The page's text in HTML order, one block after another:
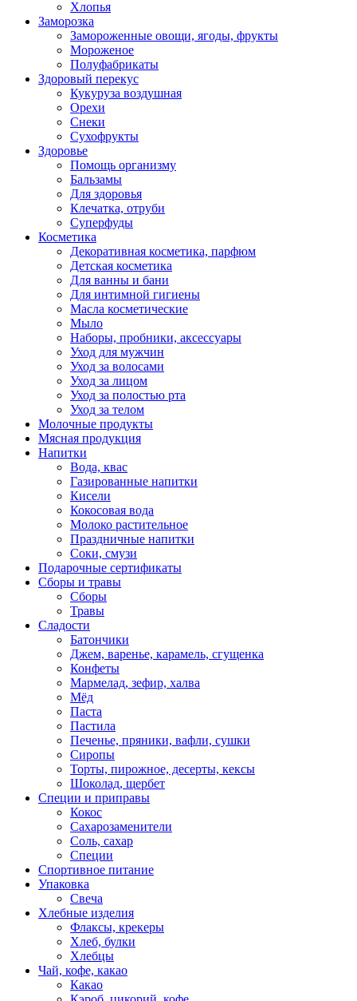
Хлопья
Заморозка
Замороженные овощи, ягоды, фрукты
Мороженое
Полуфабрикаты
Здоровый перекус
Кукуруза воздушная
Орехи
Снеки
Сухофрукты
Здоровье
Помощь организму
Бальзамы
Для здоровья
Клечатка, отруби
Суперфуды
Косметика
Декоративная косметика, парфюм
Детская косметика
Для ванны и бани
Для интимной гигиены
Масла косметические
Мыло
Наборы, пробники, аксессуары
Уход для мужчин
Уход за волосами
Уход за лицом
Уход за полостью рта
Уход за телом
Молочные продукты
Мясная продукция
Напитки
Вода, квас
Газированные напитки
Кисели
Кокосовая вода
Молоко растительное
Праздничные напитки
Соки, смузи
Подарочные сертификаты
Сборы и травы
Сборы
Травы
Сладости
Батончики
Джем, варенье, карамель, сгущенка
Конфеты
Мармелад, зефир, халва
Мёд
Паста
Пастила
Печенье, пряники, вафли, сушки
Сиропы
Торты, пирожное, десерты, кексы
Шоколад, щербет
Специи и приправы
Кокос
Сахарозаменители
Соль, сахар
Специи
Спортивное питание
Упаковка
Свеча
Хлебные изделия
Флаксы, крекеры
Хлеб, булки
Хлебцы
Чай, кофе, какао
Какао